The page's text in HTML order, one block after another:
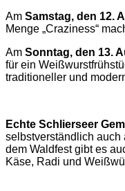
Am Samstag, den 12.
Menge „Craziness“
Am Sonntag, den 13.
für ein
traditioneller und
Echte Schlierseer
selbstverständlich auch
dem Waldfest gibt es
Käse, Radi und